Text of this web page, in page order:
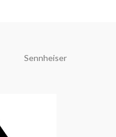
Sennheiser